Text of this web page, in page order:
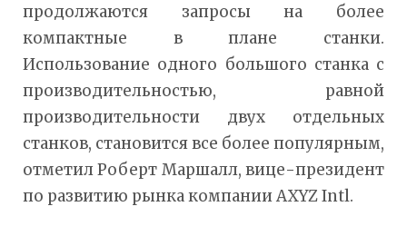
продолжаются запросы на более
компактные в плане станки.
Использование одного большого станка с
производительностью, равной
производительности двух отдельных
станков, становится все более популярным,
отметил Роберт Маршалл, вице-президент
по развитию рынка компании AXYZ Intl.